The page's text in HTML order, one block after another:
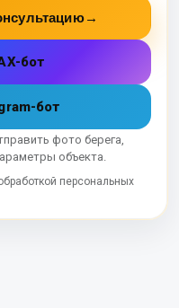
→
бот
бот
фото берега,
объекта.
персональных